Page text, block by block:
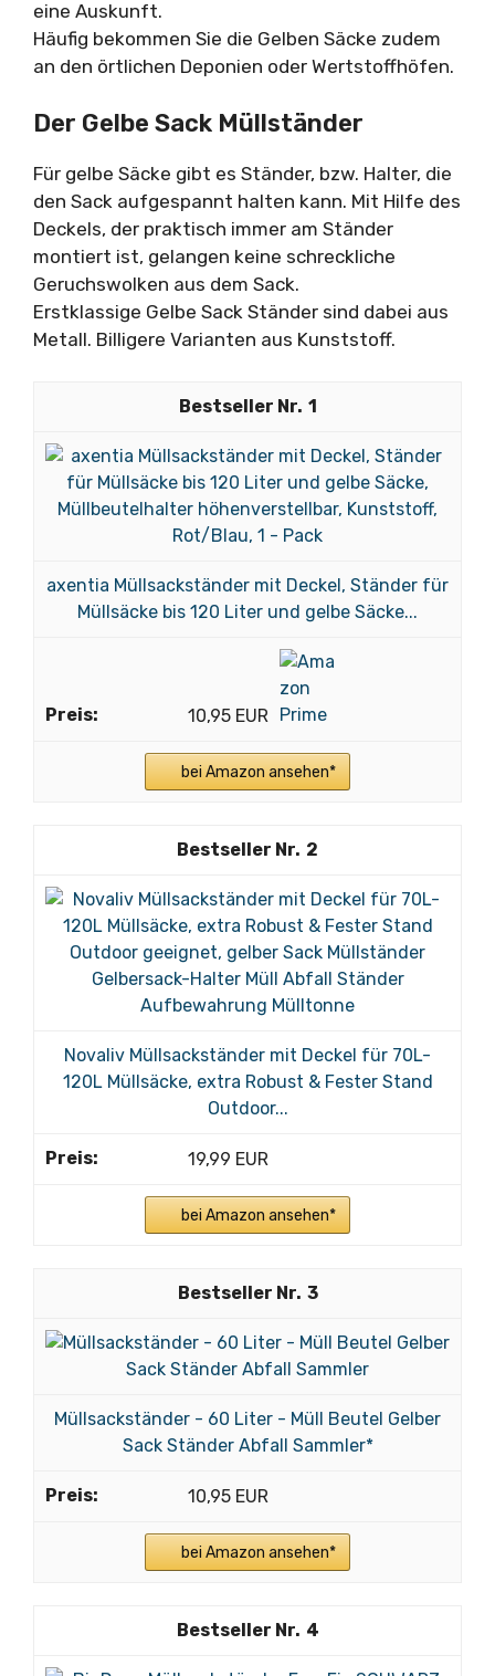
eine Auskunft.
Häufig bekommen Sie die Gelben Säcke zudem
an den örtlichen Deponien oder Wertstoffhöfen.
Der Gelbe Sack Müllständer
Für gelbe Säcke gibt es Ständer, bzw. Halter, die
den Sack aufgespannt halten kann. Mit Hilfe des
Deckels, der praktisch immer am Ständer
montiert ist, gelangen keine schreckliche
Geruchswolken aus dem Sack.
Erstklassige Gelbe Sack Ständer sind dabei aus
Metall. Billigere Varianten aus Kunststoff.
1
axentia Müllsackständer mit Deckel, Ständer für
Müllsäcke bis 120 Liter und gelbe Säcke...
10,95 EUR
bei Amazon ansehen*
2
Novaliv Müllsackständer mit Deckel für 70L-
120L Müllsäcke, extra Robust & Fester Stand
Outdoor...
19,99 EUR
bei Amazon ansehen*
3
Müllsackständer - 60 Liter - Müll Beutel Gelber
Sack Ständer Abfall Sammler*
10,95 EUR
bei Amazon ansehen*
4